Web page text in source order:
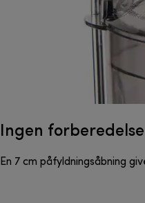
Ingen
En 7 cm påfyldningsåbning